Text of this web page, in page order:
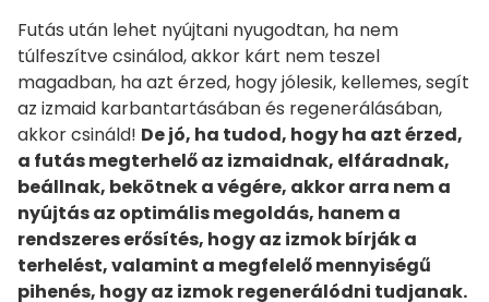
Futás után lehet nyújtani nyugodtan, ha nem
túlfeszítve csinálod, akkor kárt nem teszel
magadban, ha azt érzed, hogy jólesik, kellemes, segít
az izmaid karbantartásában és regenerálásában,
akkor csináld! De jó, ha tudod, hogy ha azt érzed,
a futás megterhelő az izmaidnak, elfáradnak,
beállnak, bekötnek a végére, akkor arra nem a
nyújtás az optimális megoldás, hanem a
rendszeres erősítés, hogy az izmok bírják a
terhelést, valamint a megfelelő mennyiségű
pihenés, hogy az izmok regenerálódni tudjanak.